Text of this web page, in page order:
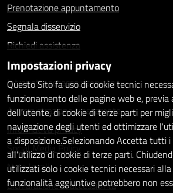
Prenotazione appuntamento
Segnala disservizio
Richiedi assistenza
Statistiche dei Siti web
Intranet - accesso riservato
Amministrazione trasparente
Informativa privacy
Social Media Policy
Note legali
Dichiarazione di accessibilità
Impostazioni privacy
Questo Sito fa uso di cookie tecnici
funzionamento delle pagine web e,
dell'utente, di cookie di terze parti per
navigazione degli utenti ed ottimizzare
a disposizione.Selezionando Accetta tutti
all'utilizzo di cookie di terze parti.
utilizzati solo i cookie tecnici necessari
funzionalità aggiuntive potrebbero non